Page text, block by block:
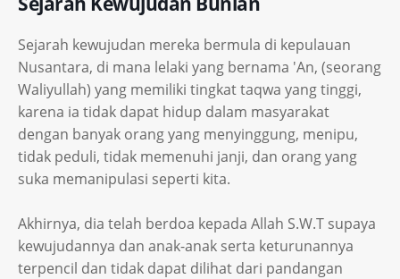
Sejarah kewujudan mereka bermula di kepulauan
Nusantara, di mana lelaki yang bernama 'An, (seorang
Waliyullah) yang memiliki tingkat taqwa yang tinggi,
karena ia tidak dapat hidup dalam masyarakat
dengan banyak orang yang menyinggung, menipu,
tidak peduli, tidak memenuhi janji, dan orang yang
suka memanipulasi seperti kita.
Akhirnya, dia telah berdoa kepada Allah S.W.T supaya
kewujudannya dan anak-anak serta keturunannya
terpencil dan tidak dapat dilihat dari pandangan